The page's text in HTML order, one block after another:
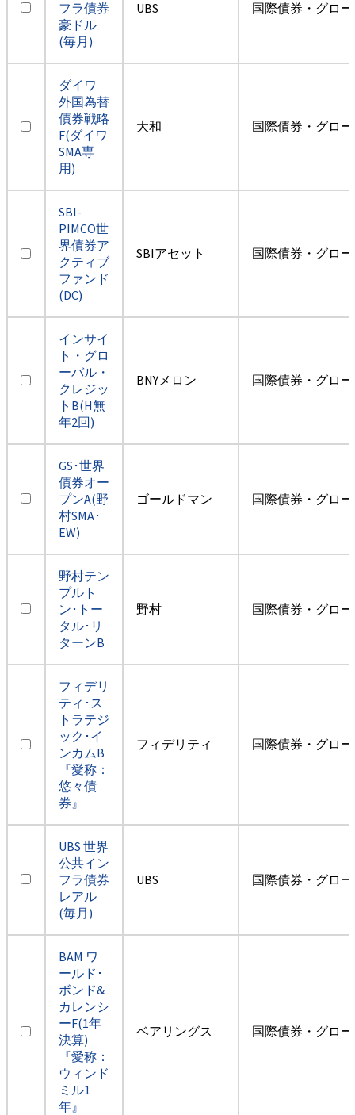
フラ債券
豪ドル
(毎月)
UBS 国際債券・グロ
ダイワ
外国為替
債券戦略
F(ダイワ
SMA専
用)
大和 国際債券・グロ
SBI-
PIMCO世
界債券ア
クティブ
ファンド
(DC)
SBIアセット 国際債券・グロ
インサイ
ト・グロ
ーバル・
クレジッ
トB(H無
年2回)
BNYメロン 国際債券・グロ
GS･世界
債券オー
プンA(野
村SMA･
EW)
ゴールドマン 国際債券・グロ
野村テン
プルト
ン･トー
タル･リ
ターンB
野村 国際債券・グロ
フィデリ
ティ･ス
トラテジ
ック･イ
ンカムB
『愛称：
悠々債
券』
フィデリティ 国際債券・グロ
UBS 世界
公共イン
フラ債券
レアル
(毎月)
UBS 国際債券・グロ
BAM ワ
ールド･
ボンド&
カレンシ
ーF(1年
決算)
『愛称：
ウィンド
ミル1
年』
ベアリングス 国際債券・グロ